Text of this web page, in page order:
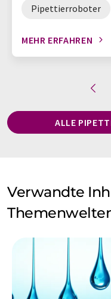
Pipettierroboter
MEHR ERFAHREN
ALLE
Verwandte